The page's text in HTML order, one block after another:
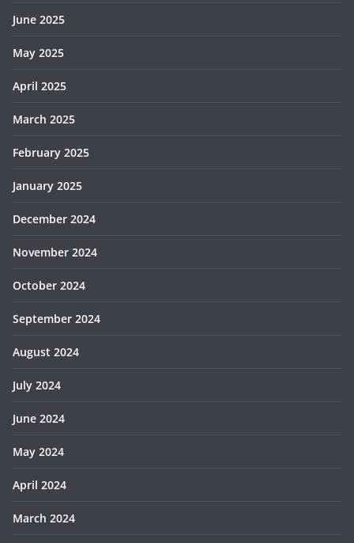
June 2025
May 2025
April 2025
March 2025
February 2025
January 2025
December 2024
November 2024
October 2024
September 2024
August 2024
July 2024
June 2024
May 2024
April 2024
March 2024